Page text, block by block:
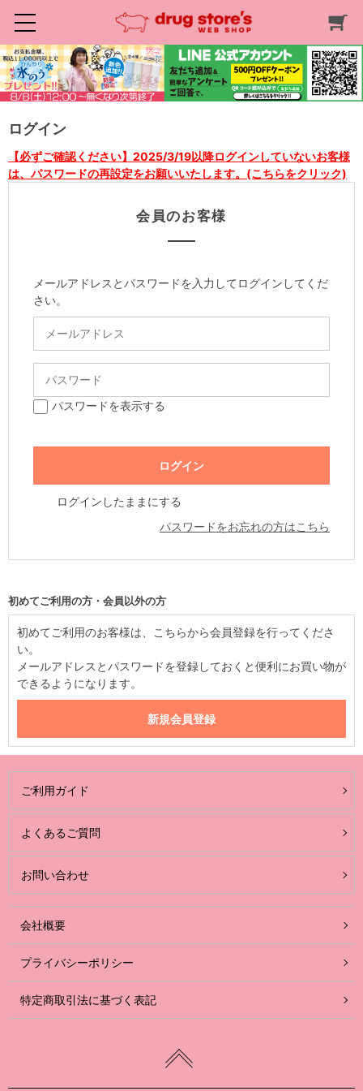
ログイン
【必ずご確認ください】2025/3/19以降ログインしていないお客様
は、パスワードの再設定をお願いいたします。(こちらをクリック)
会員のお客様
メールアドレスとパスワードを入力してログインしてくだ
さい。
パスワードを表示する
ログインしたままにする
パスワードをお忘れの方はこちら
初めてご利用の方・会員以外の方
初めてご利用のお客様は、こちらから会員登録を行ってくださ
い。
メールアドレスとパスワードを登録しておくと便利にお買い物が
できるようになります。
ご利用ガイド
よくあるご質問
お問い合わせ
会社概要
プライバシーポリシー
特定商取引法に基づく表記